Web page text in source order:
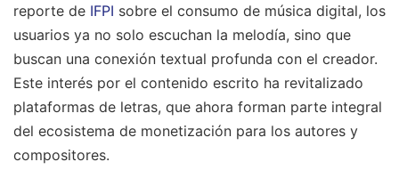
reporte de IFPI sobre el consumo de música digital, los
usuarios ya no solo escuchan la melodía, sino que
buscan una conexión textual profunda con el creador.
Este interés por el contenido escrito ha revitalizado
plataformas de letras, que ahora forman parte integral
del ecosistema de monetización para los autores y
compositores.